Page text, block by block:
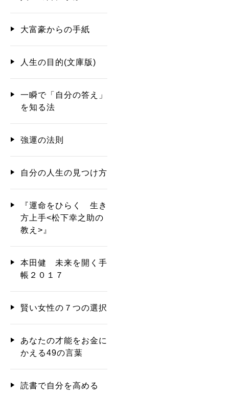
大富豪からの手紙
人生の目的(文庫版)
一瞬で「自分の答え」
を知る法
強運の法則
自分の人生の見つけ方
『運命をひらく 生き
方上手<松下幸之助の
教え>』
本田健 未来を開く手
帳２０１７
賢い女性の７つの選択
あなたの才能をお金に
かえる49の言葉
読書で自分を高める